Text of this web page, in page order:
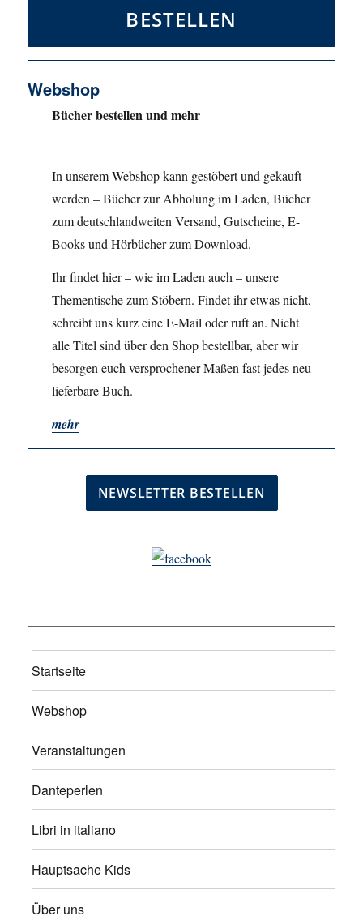
BESTELLEN
Webshop
Bücher bestellen und mehr
In unserem Webshop kann gestöbert und gekauft
werden – Bücher zur Abholung im Laden, Bücher
zum deutschlandweiten Versand, Gutscheine, E-
Books und Hörbücher zum Download.
Ihr findet hier – wie im Laden auch – unsere
Thementische zum Stöbern. Findet ihr etwas nicht,
schreibt uns kurz eine E-Mail oder ruft an. Nicht
alle Titel sind über den Shop bestellbar, aber wir
besorgen euch versprochener Maßen fast jedes neu
lieferbare Buch.
mehr
Startseite
Webshop
Veranstaltungen
Danteperlen
Libri in italiano
Hauptsache Kids
Über uns